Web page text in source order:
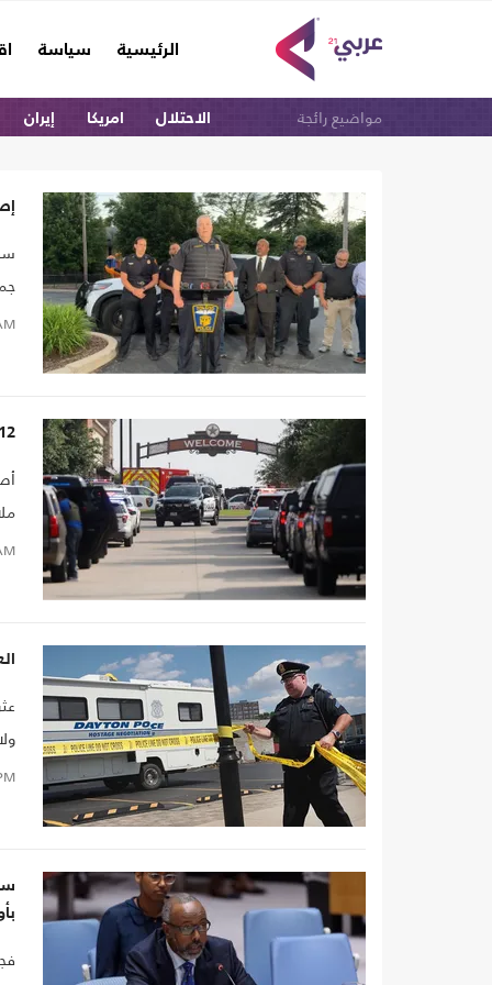
الرئيسية
(current) سياسة
مواضيع رائجة الاحتلال امريكا إيران
إصابة 12 شخصاً
12 مصابا بإطلاق نار قرب مهرجان في ولاية أوهايو الأمريكية (شاهد)